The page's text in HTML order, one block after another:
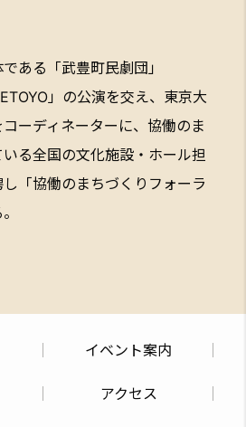
ある「武豊町民劇団」
」の公演を交え、東京大
ーディネーターに、協働のま
る全国の文化施設・ホール担
「協働のまちづくりフォーラ
イベント案内
アクセス